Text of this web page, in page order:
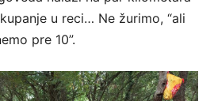
u reci… Ne žurimo, “ali
pre 10”.